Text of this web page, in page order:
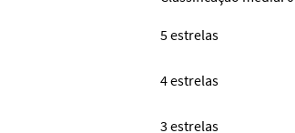
5 estrelas
4 estrelas
3 estrelas